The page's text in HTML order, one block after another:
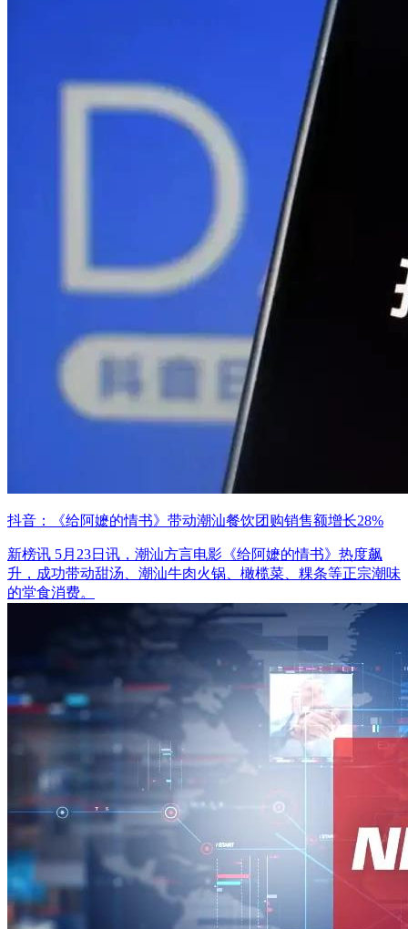
抖音：《给阿嬷的情书》带动潮汕餐饮团购销售额增长28%
新榜讯 5月23日讯，潮汕方言电影《给阿嬷的情书》热度飙
升，成功带动甜汤、潮汕牛肉火锅、橄榄菜、粿条等正宗潮味
的堂食消费。